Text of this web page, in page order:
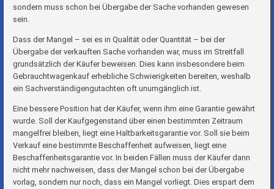
sondern muss schon bei Übergabe der Sache vorhanden gewesen
sein.
Dass der Mangel – sei es in Qualität oder Quantität – bei der
Übergabe der verkauften Sache vorhanden war, muss im Streitfall
grundsätzlich der Käufer beweisen. Dies kann insbesondere beim
Gebrauchtwagenkauf erhebliche Schwierigkeiten bereiten, weshalb
ein Sachverständigengutachten oft unumgänglich ist.
Eine bessere Position hat der Käufer, wenn ihm eine Garantie gewährt
wurde. Soll der Kaufgegenstand über einen bestimmten Zeitraum
mangelfrei bleiben, liegt eine Haltbarkeitsgarantie vor. Soll sie beim
Verkauf eine bestimmte Beschaffenheit aufweisen, liegt eine
Beschaffenheitsgarantie vor. In beiden Fällen muss der Käufer dann
nicht mehr nachweisen, dass der Mangel schon bei der Übergabe
vorlag, sondern nur noch, dass ein Mangel vorliegt. Dies erspart dem